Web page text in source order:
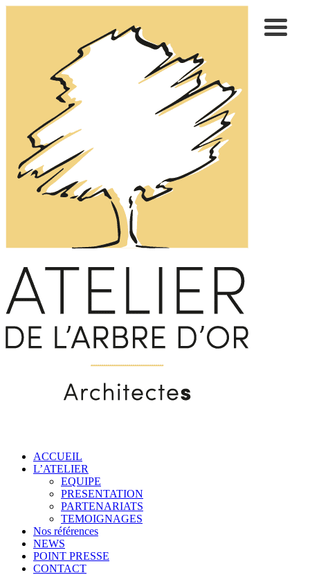
ACCUEIL
L’ATELIER
EQUIPE
PRESENTATION
PARTENARIATS
TEMOIGNAGES
Nos références
NEWS
POINT PRESSE
CONTACT